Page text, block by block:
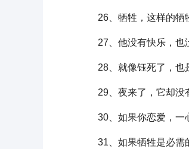
26、牺牲，这样的牺
27、他没有快乐，也
28、就像钰死了，也
29、夜来了，它却没
30、如果你恋爱，一
31、如果牺牲是必需